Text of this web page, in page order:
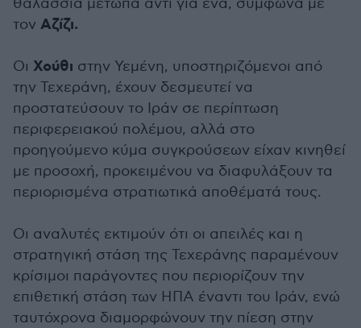
θαλάσσια μέτωπα αντί για ένα, σύμφωνα με
τον Αζίζι.
Οι Χούθι στην Υεμένη, υποστηριζόμενοι από
την Τεχεράνη, έχουν δεσμευτεί να
προστατεύσουν το Ιράν σε περίπτωση
περιφερειακού πολέμου, αλλά στο
προηγούμενο κύμα συγκρούσεων είχαν κινηθεί
με προσοχή, προκειμένου να διαφυλάξουν τα
περιορισμένα στρατιωτικά αποθέματά τους.
Οι αναλυτές εκτιμούν ότι οι απειλές και η
στρατηγική στάση της Τεχεράνης παραμένουν
κρίσιμοι παράγοντες που περιορίζουν την
επιθετική στάση των ΗΠΑ έναντι του Ιράν, ενώ
ταυτόχρονα διαμορφώνουν την πίεση στην